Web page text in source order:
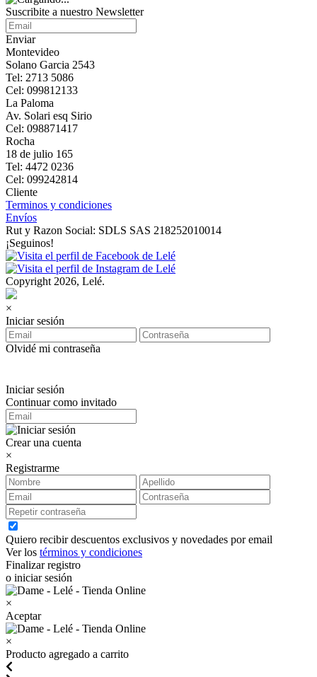
Suscribite a nuestro Newsletter
Enviar
Montevideo
Solano Garcia 2543
Tel: 2713 5086
Cel: 099812133
La Paloma
Av. Solari esq Sirio
Cel: 098871417
Rocha
18 de julio 165
Tel: 4472 0236
Cel: 099242814
Cliente
Terminos y condiciones
Envíos
Rut y Razon Social: SDLS SAS 218252010014
¡Seguinos!
Copyright 2026, Lelé.
×
Iniciar sesión
Olvidé mi contraseña
Iniciar sesión
Continuar como invitado
Crear una cuenta
×
Registrarme
Quiero recibir descuentos exclusivos y novedades por email
Ver los términos y condiciones
Finalizar registro
o iniciar sesión
×
Aceptar
×
Producto agregado a carrito